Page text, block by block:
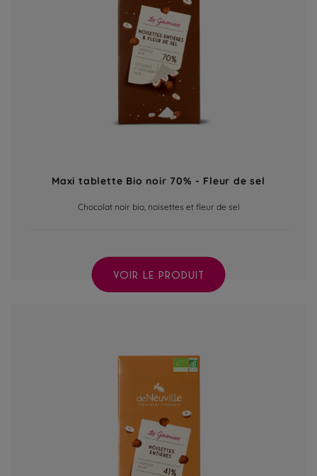
Maxi tablette Bio noir 70% - Fleur de sel
Chocolat noir bio, noisettes et fleur de sel
VOIR LE PRODUIT